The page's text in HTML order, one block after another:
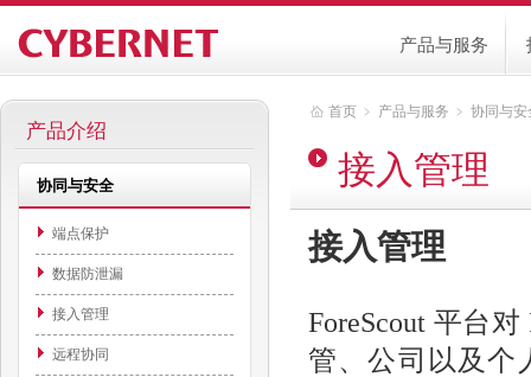
产品与服务
产品介绍
协同与安全
端点保护
数据防泄漏
接入管理
远程协同
首页 ﹥ 产品与服务 ﹥ 协同与安
接入管理
接入管理
ForeScout 平台
管、公司以及个